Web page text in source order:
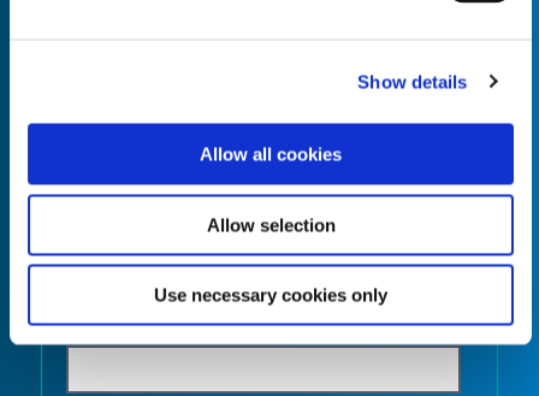
Show details
Allow all cookies
Allow selection
Use necessary cookies only
Unit of Measure*
Product Name*